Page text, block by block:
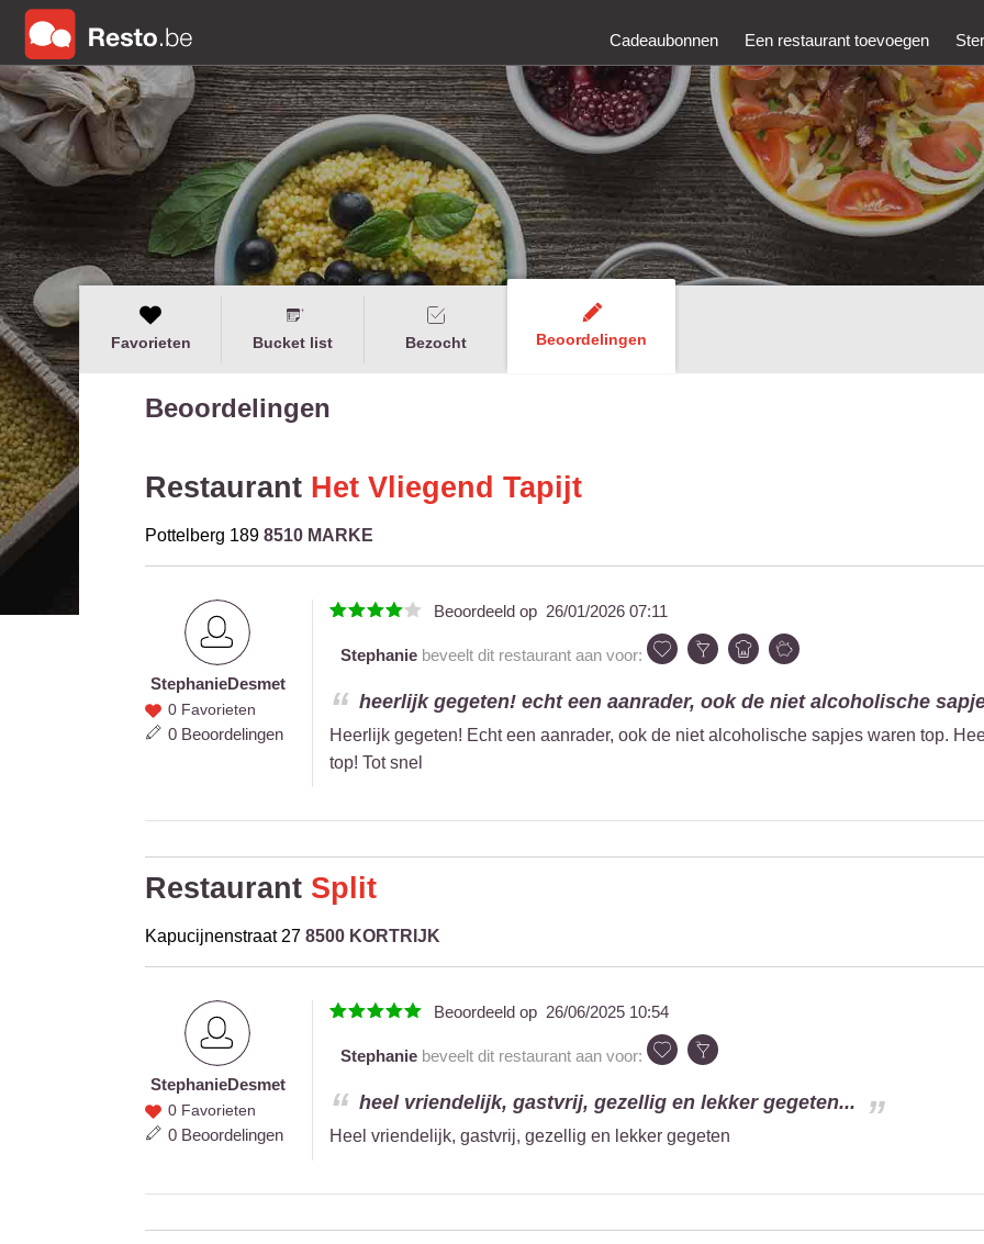
Cadeaubonnen Een restaurant toevoegen
Favorieten Bucket list Bezocht Beoordelingen
Beoordelingen
Restaurant Het Vliegend Tapijt
Pottelberg 189 8510 MARKE
Stephanie
Desmet
StephanieDesmet
0 Favorieten
0 Beoordelingen
Beoordeeld op 26/01/2026 07:11
Stephanie beveelt dit restaurant aan voor:
heerlijk gegeten! echt een aanrader, ook de niet alcoholische
Heerlijk gegeten! Echt een aanrader, ook de niet alcoholische sapjes waren top.
top! Tot snel
Restaurant Split
Kapucijnenstraat 27 8500 KORTRIJK
Stephanie
Desmet
StephanieDesmet
0 Favorieten
0 Beoordelingen
Beoordeeld op 26/06/2025 10:54
Stephanie beveelt dit restaurant aan voor:
heel vriendelijk, gastvrij, gezellig en lekker gegeten...
Heel vriendelijk, gastvrij, gezellig en lekker gegeten